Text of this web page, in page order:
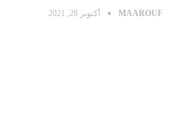
MAAROUF أكتوبر 28, 2021